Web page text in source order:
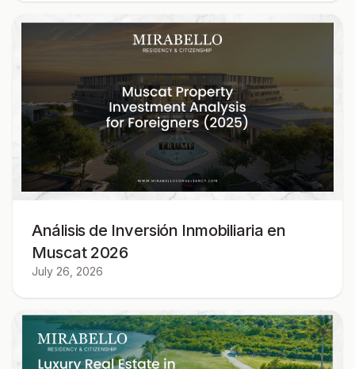
Análisis de Inversión Inmobiliaria en
Muscat 2026
July 26, 2026